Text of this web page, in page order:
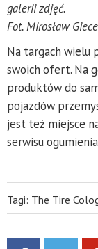
galerii zdjęć.
Fot. Mirosław
Na targach wielu
swoich ofert. Na
produktów do
pojazdów
jest też miejsce
serwisu
Tagi: The Tire